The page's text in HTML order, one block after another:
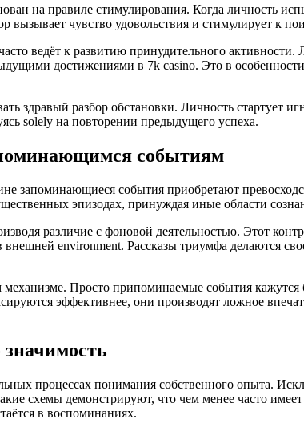
на правиле стимулирования. Когда личность
чувство удовольствия и стимулирует к
ведёт к развитию принудительного
достижениями в 7k casino. Это в
здравый разбор обстановки. Личность стартует
solely на повторении предыдущего успеха.
событиям
запоминающиеся события приобретают
эпизодах, принуждая иные области
различие с фоновой деятельностью. Этот
environment. Рассказы триумфа делаются
Просто припоминаемые события
эффективнее, они производят ложное
процессах понимания собственного опыта.
схемы демонстрируют, что чем менее часто
в воспоминаниях.